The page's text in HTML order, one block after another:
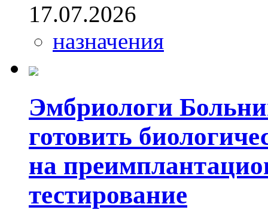
17.07.2026
назначения
Эмбриологи
готовить
на
тестирование